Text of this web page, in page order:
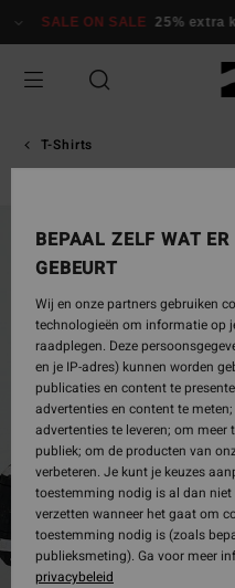
naar
SALE ON SALE 25% extra
T-Shirts
BEPAAL ZELF WAT
GEBEURT
Wij en onze partners gebruiken
technologieën om informatie op
raadplegen. Deze
en je IP-adres) kunnen worden
publicaties en content te
advertenties en content te
advertenties te leveren; om meer
publiek; om de producten van
verbeteren. Je kunt je keuzes
toestemming nodig is al dan niet
verzetten wanneer het gaat om
toestemming nodig is (zoals
publieksmeting). Ga voor meer
privacybeleid